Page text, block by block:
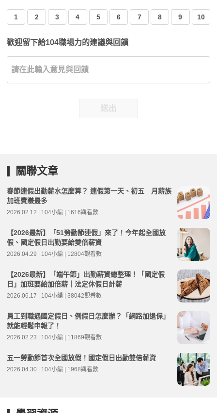
1 2 3 4 5 6 7 8 9 10
歡迎留下給104職場力的建議與回饋
送出
關聯文章
春節連假出勤薪水怎麼算？ 連假第一天、初五 月薪族
加班費賺最多
2026.02.12 | 104小編 | 1616觀看數
【2026最新】「51勞動節連假」來了！今年起全國放
假、國定假日出勤要給雙倍薪資
2026.04.29 | 104小編 | 12804觀看數
【2026最新】「端午節」出勤薪資總整理！「國定假
日」加班要給加倍薪｜法定休假日計薪
2026.06.17 | 104小編 | 38042觀看數
員工到職遇國定假日、例假日怎麼辦？「網路加退保」
就能輕鬆申報了！
2026.02.23 | 104小編 | 11869觀看數
五一勞動節首次全國放假！國定假日出勤雙倍薪資
2026.04.30 | 104小編 | 1968觀看數